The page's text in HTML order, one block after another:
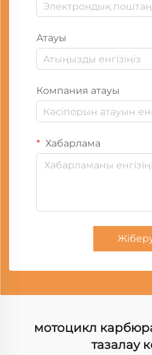
Атауы
Компания атауы
Хабарлама
мотоцикл
тазалау